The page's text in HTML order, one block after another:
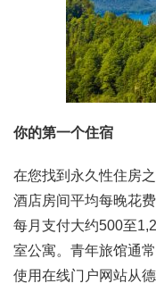
你的第一个住宿
在您找到永久性住房
酒店房间平均每晚花
每月支付大约500至
室公寓。青年旅馆通
使用在线门户网站从